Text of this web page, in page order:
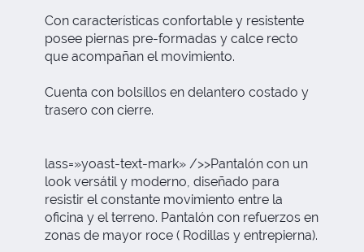
Con características confortable y resistente
posee piernas pre-formadas y calce recto
que acompañan el movimiento.
Cuenta con bolsillos en delantero costado y
trasero con cierre.
lass=»yoast-text-mark» />>Pantalón con un
look versátil y moderno, diseñado para
resistir el constante movimiento entre la
oficina y el terreno. Pantalón con refuerzos en
zonas de mayor roce ( Rodillas y entrepierna).